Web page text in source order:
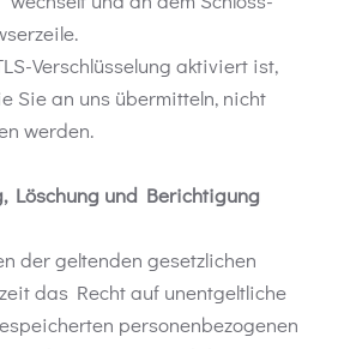
Verschlüsselung aktiviert ist,
Sie an uns übermitteln, nicht
werden.
Löschung und Berichtigung
der geltenden gesetzlichen
das Recht auf unentgeltliche
personenbezogenen